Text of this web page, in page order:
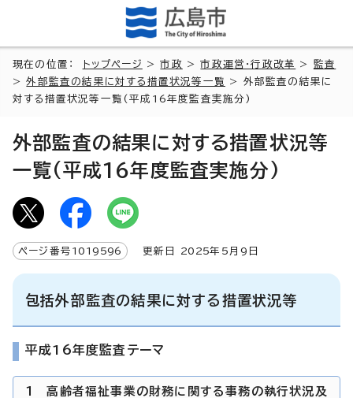
現在の位置： トップページ >市政 >市政運営・行政改革 > 監査
>外部監査の結果に対する措置状況等一覧
> 外部監査の結果に
対する措置状況等一覧(平成16年度監査実施分)
外部監査の結果に対する措置状況等
一覧(平成16年度監査実施分)
ページ番号 1019596 更新日 2025年5月9日
包括外部監査の結果に対する措置状況等
平成16年度監査テーマ
1 高齢者福祉事業の財務に関する事務の執行状況及